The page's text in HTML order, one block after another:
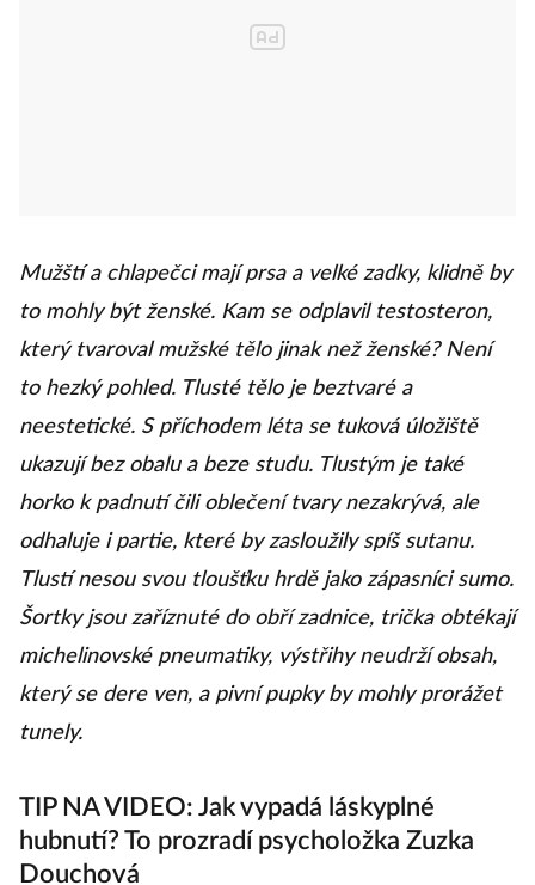
Mužští a chlapečci mají prsa a velké zadky, klidně by
to mohly být ženské. Kam se odplavil testosteron,
který tvaroval mužské tělo jinak než ženské? Není
to hezký pohled. Tlusté tělo je beztvaré a
neestetické. S příchodem léta se tuková úložiště
ukazují bez obalu a beze studu. Tlustým je také
horko k padnutí čili oblečení tvary nezakrývá, ale
odhaluje i partie, které by zasloužily spíš sutanu.
Tlustí nesou svou tloušťku hrdě jako zápasníci sumo.
Šortky jsou zaříznuté do obří zadnice, trička obtékají
michelinovské pneumatiky, výstřihy neudrží obsah,
který se dere ven, a pivní pupky by mohly prorážet
tunely.
TIP NA VIDEO: Jak vypadá láskyplné
hubnutí? To prozradí psycholožka Zuzka
Douchová